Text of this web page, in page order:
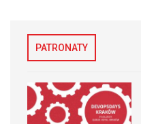
PATRONATY